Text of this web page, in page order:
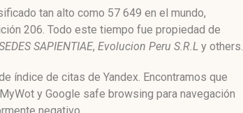
tan alto como 57 649 en el mundo,
206. Todo este tiempo fue propiedad de
SAPIENTIAE, Evolucion Peru S.R.L y others.
índice de citas de Yandex. Encontramos que
y Google safe browsing para navegación